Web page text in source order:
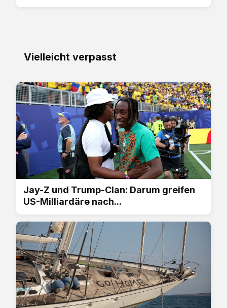
Vielleicht verpasst
Jay-Z und Trump-Clan: Darum greifen
US-Milliardäre nach...